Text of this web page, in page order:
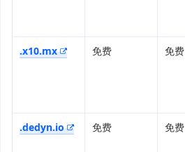
.x10.mx 免费 免费
.dedyn.io 免费 免费